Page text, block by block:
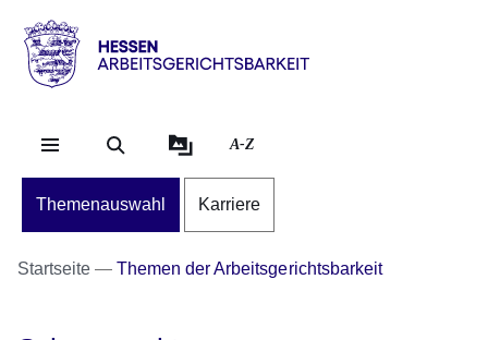
Direkt zum Kopf der
Direkt zum Inhalt
Direkt zum Fuß der
Hessen
ArbeitsgerichtsbarkeitA-Z
Themenauswahl Karriere
Startseite Themen der Arbeitsgerichtsbarkeit